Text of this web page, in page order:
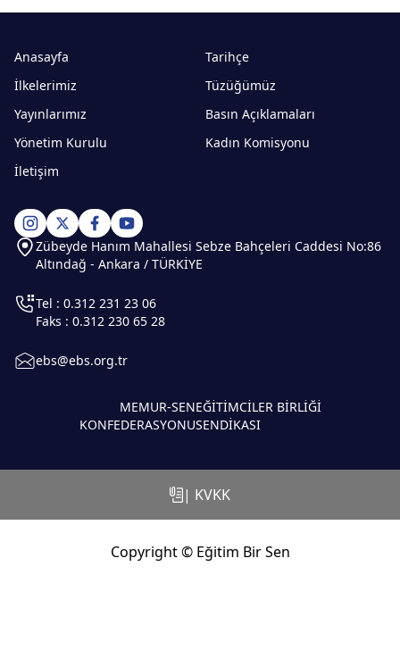
Anasayfa
Tarihçe
İlkelerimiz
Tüzüğümüz
Yayınlarımız
Basın Açıklamaları
Yönetim Kurulu
Kadın Komisyonu
İletişim
MEMUR-SEN
KONFEDERASYONU
EĞİTİMCİLER BİRLİĞİ
SENDİKASI
Zübeyde Hanım Mahallesi Sebze Bahçeleri Caddesi No:86
Altındağ - Ankara / TÜRKİYE
Tel : 0.312 231 23 06
Faks : 0.312 230 65 28
ebs@ebs.org.tr
Copyright © Eğitim Bir Sen
| KVKK